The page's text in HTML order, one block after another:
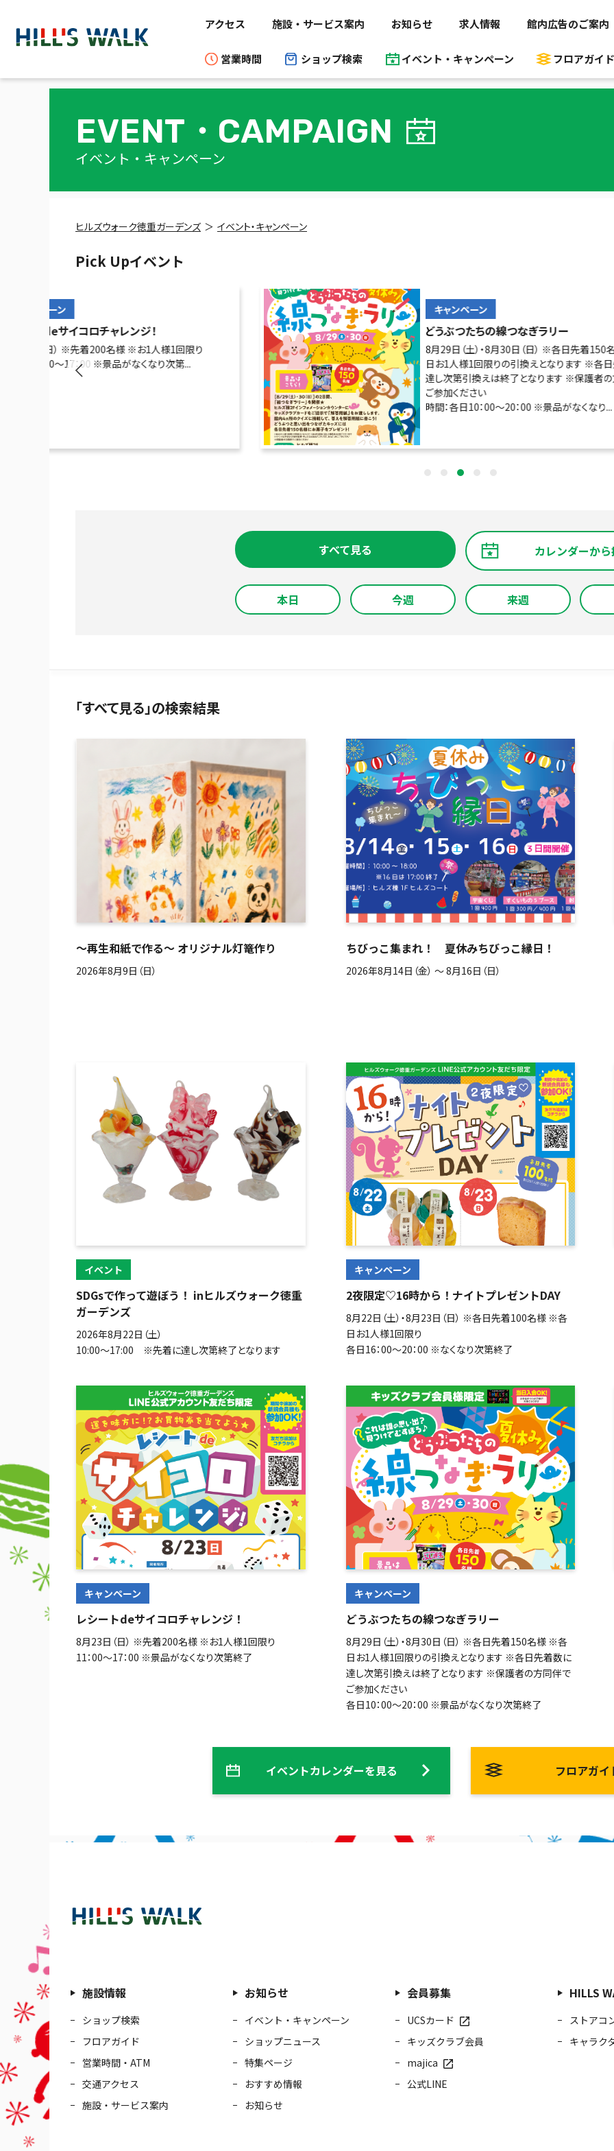
アクセス 施設・サービス案内 お知らせ 求人情報 館内広告のご案内
営業時間 ショップ検索 イベント・キャンペーン フロアガイド
EVENT・ CAMPAIGN
イベント・キャンペーン
ヒルズウォーク徳重ガーデンズ イベント・キャンペーン
Pick Upイベント
キャンペーン
レシートdeサイコロチャレンジ！
8月23日（日） ※先着200名様 ※お1人様1回限り
時間：11：00～17：00 ※景品がなくなり次第...
キャンペーン
どうぶつたちの線つなぎラリー
8月29日（土）・8月30日（日） ※各日先着
日お1人様1回限りの引換えとなります ※各
達し次第引換えは終了となります ※保護者
ご参加ください
時間：各日10：00～20：00 ※景品がなくなり...
すべて見る カレンダーか
本日 今週 来週
「すべて見る」の検索結果
～再生和紙で作る～ オリジナル灯篭作り
2026年8月9日（日）
ちびっこ集まれ！ 夏休みちびっこ縁日！
2026年8月14日（金） 〜 8月16日（日）
イベント
SDGsで作って遊ぼう！ inヒルズウォーク徳重
ガーデンズ
2026年8月22日（土）
10:00～17:00 ※先着に達し次第終了となります
キャンペーン
2夜限定♡16時から！ナイトプレゼントDAY
8月22日（土）・8月23日（日） ※各日先着100名様 ※各
日お1人様1回限り
各日16：00～20：00 ※なくなり次第終了
キャンペーン
レシートdeサイコロチャレンジ！
8月23日（日） ※先着200名様 ※お1人様1回限り
11：00～17：00 ※景品がなくなり次第終了
キャンペーン
どうぶつたちの線つなぎラリー
8月29日（土）・8月30日（日） ※各日先着150名様 ※各
日お1人様1回限りの引換えとなります ※各日先着数に
達し次第引換えは終了となります ※保護者の方同伴で
ご参加ください
各日10：00～20：00 ※景品がなくなり次第終了
イベントカレンダーを見る フロアガイ
施設情報
ショップ検索
フロアガイド
営業時間・ATM
交通アクセス
施設・サービス案内
お知らせ
イベント・キャンペーン
ショップニュース
特集ページ
おすすめ情報
お知らせ
会員募集
UCSカード
キッズクラブ会員
majica
公式LINE
HILLS
ストアコ
キャラク